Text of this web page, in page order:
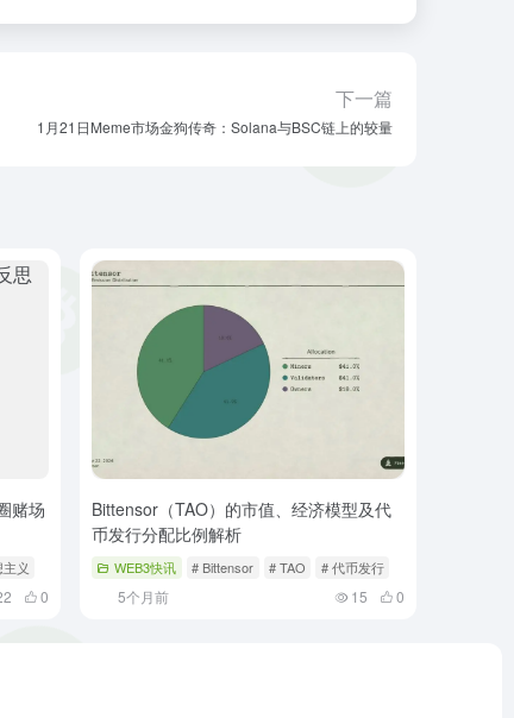
下一篇
1月21日Meme市场金狗传奇：Solana与BSC链上的较量
赌场
义
0
Bittensor（TAO）的市值、经济模型及代
币发行分配比例解析
WEB3快讯 # Bittensor # TAO # 代币发行
5个月前 15 0